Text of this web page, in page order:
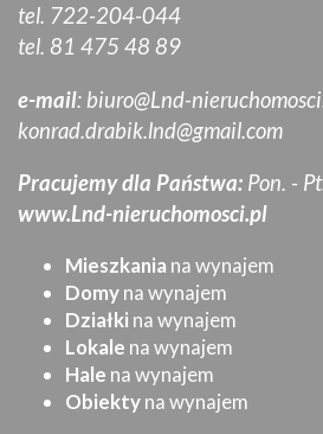
tel. 722-204-044
tel. 81 475 48 89
e-mail: biuro@Lnd-
konrad.drabik.lnd@gmail.com
Pracujemy dla Państwa: Pon. -
www.Lnd-nieruchomosci.pl
Mieszkania na wynajem
Domyna wynajem
Działki na wynajem
Lokale na wynajem
Hale na wynajem
Obiektyna wynajem